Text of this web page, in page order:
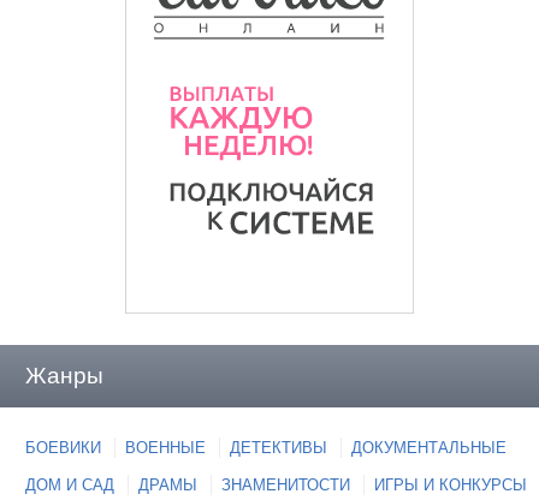
Жанры
БОЕВИКИ ВОЕННЫЕ ДЕТЕКТИВЫ ДОКУМЕНТАЛЬНЫЕ
ДОМ И САД ДРАМЫ ЗНАМЕНИТОСТИ ИГРЫ И КОНКУРСЫ